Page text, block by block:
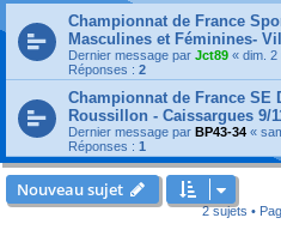
Championnat de France
Masculines et Féminines-
Dernier message par Jct89 « dim. 2
Réponses : 2
Championnat de France SE
Roussillon - Caissargues 9/
Dernier message par BP43-34 «
Réponses : 1
Nouveau sujet
2 sujets •